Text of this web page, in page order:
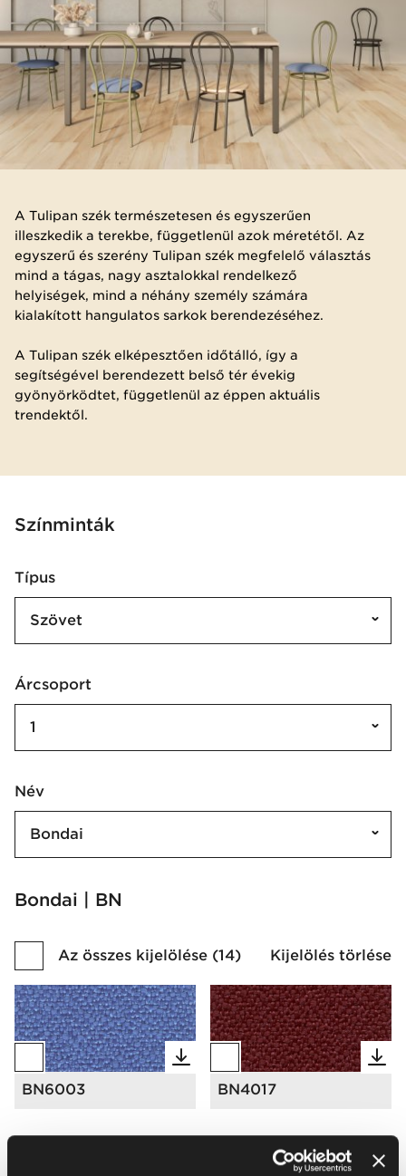
A Tulipan szék természetesen és egyszerűen
illeszkedik a terekbe, függetlenül azok méretétől. Az
egyszerű és szerény Tulipan szék megfelelő választás
mind a tágas, nagy asztalokkal rendelkező
helyiségek, mind a néhány személy számára
kialakított hangulatos sarkok berendezéséhez.
A Tulipan szék elképesztően időtálló, így a
segítségével berendezett belső tér évekig
gyönyörködtet, függetlenül az éppen aktuális
trendektől.
Színminták
Típus
Szövet
Árcsoport
1
Név
Bondai
Bondai | BN
Az összes kijelölése (14) Kijelölés törlése
BN6003 BN4017